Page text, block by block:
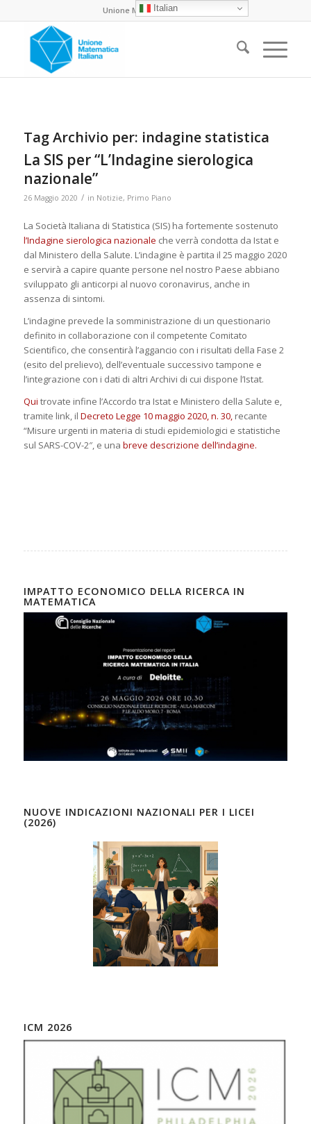
Unione Matematica Italiana
Tag Archivio per: indagine statistica
La SIS per “L’Indagine sierologica
nazionale”
26 Maggio 2020 / in Notizie, Primo Piano
La Società Italiana di Statistica (SIS) ha fortemente sostenuto
l’Indagine sierologica nazionale che verrà condotta da Istat e
dal Ministero della Salute. L’indagine è partita il 25 maggio 2020
e servirà a capire quante persone nel nostro Paese abbiano
sviluppato gli anticorpi al nuovo coronavirus, anche in
assenza di sintomi.
L’indagine prevede la somministrazione di un questionario
definito in collaborazione con il competente Comitato
Scientifico, che consentirà l’aggancio con i risultati della Fase 2
(esito del prelievo), dell’eventuale successivo tampone e
l’integrazione con i dati di altri Archivi di cui dispone l’Istat.
Qui trovate infine l’Accordo tra Istat e Ministero della Salute e,
tramite link, il Decreto Legge 10 maggio 2020, n. 30, recante
“Misure urgenti in materia di studi epidemiologici e statistiche
sul SARS-COV-2″, e una breve descrizione dell’indagine.
IMPATTO ECONOMICO DELLA RICERCA IN
MATEMATICA
NUOVE INDICAZIONI NAZIONALI PER I LICEI
(2026)
ICM 2026
Italian